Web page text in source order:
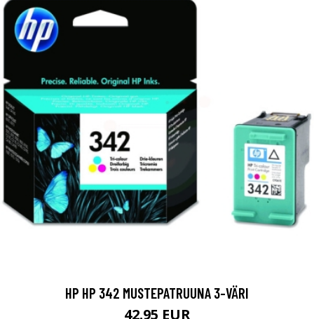
HP HP 342 MUSTEPATRUUNA 3-VÄRI
42.95 EUR